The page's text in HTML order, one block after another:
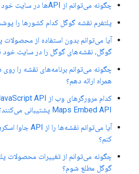
چگونه می‌توانم از APIها در سایت خود استفاده کنم؟
پلتفرم نقشه گوگل کدام کشورها را
آیا می‌توانم بدون استفاده از محصولات
گوگل، نقشه‌های گوگل را در سایت خود
چگونه می‌توانم برنامه‌های نقشه را روی
همراه ارائه دهم؟
Maps Embed API پشتیبانی می‌کنند؟
کنم؟
چگونه می‌توانم از تغییرات محصولات
گوگل مطلع شوم؟